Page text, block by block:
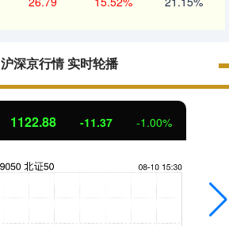
沪深京行情 实时轮播
1122.88 -11.37 -1.00%